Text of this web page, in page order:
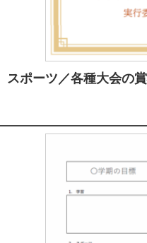
スポーツ／各種大会の